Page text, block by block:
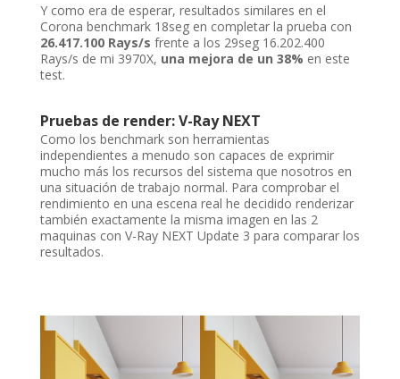
Y como era de esperar, resultados similares en el
Corona benchmark 18seg en completar la prueba con
26.417.100 Rays/s frente a los 29seg 16.202.400
Rays/s de mi 3970X, una mejora de un 38% en este
test.
Pruebas de render: V-Ray NEXT
Como los benchmark son herramientas
independientes a menudo son capaces de exprimir
mucho más los recursos del sistema que nosotros en
una situación de trabajo normal. Para comprobar el
rendimiento en una escena real he decidido renderizar
también exactamente la misma imagen en las 2
maquinas con V-Ray NEXT Update 3 para comparar los
resultados.